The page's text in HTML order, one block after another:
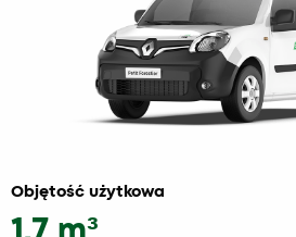
Objętość użytkowa